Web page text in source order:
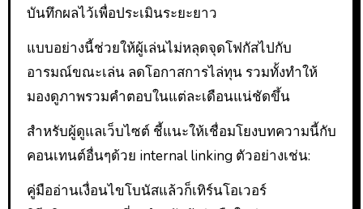
บันทึกผลไว้เพื่อประเมินระยะยาว
แบบอย่างนี้ช่วยให้ผู้เล่นไม่หลุดจุดโฟกัสไปกับ
อารมณ์ขณะเล่น ลดโอกาสการไล่ทุน รวมทั้งทำให้
มองดูภาพรวมคำตอบในแต่ละเดือนแน่ชัดขึ้น
สำหรับผู้ดูแลเว็บไซต์ ชี้แนะให้เชื่อมโยงบทความนี้กับ
คอนเทนต์อื่นๆด้วย internal linking ตัวอย่างเช่น:
คู่มืออ่านเงื่อนไขโบนัสแล้วก็เทิร์นโอเวอร์